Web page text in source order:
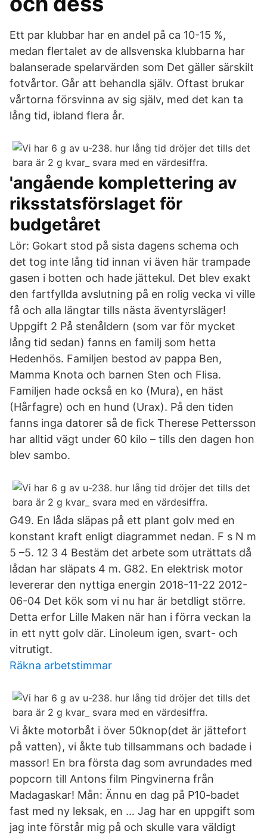
Ett par klubbar har en andel på ca 10-15 %,
medan flertalet av de allsvenska klubbarna har
balanserade spelarvärden som Det gäller särskilt
fotvårtor. Går att behandla själv. Oftast brukar
vårtorna försvinna av sig själv, med det kan ta
lång tid, ibland flera år.
'angående komplettering av
riksstatsförslaget för
budgetåret
Lör: Gokart stod på sista dagens schema och
det tog inte lång tid innan vi även här trampade
gasen i botten och hade jättekul. Det blev exakt
den fartfyllda avslutning på en rolig vecka vi ville
få och alla längtar tills nästa äventyrsläger!
Uppgift 2 På stenåldern (som var för mycket
lång tid sedan) fanns en familj som hetta
Hedenhös. Familjen bestod av pappa Ben,
Mamma Knota och barnen Sten och Flisa.
Familjen hade också en ko (Mura), en häst
(Hårfagre) och en hund (Urax). På den tiden
fanns inga datorer så de ﬁck Therese Pettersson
har alltid vägt under 60 kilo – tills den dagen hon
blev sambo.
G49. En låda släpas på ett plant golv med en
konstant kraft enligt diagrammet nedan. F s N m
5 –5. 12 3 4 Bestäm det arbete som uträttats då
lådan har släpats 4 m. G82. En elektrisk motor
levererar den nyttiga energin 2018-11-22 2012-
06-04 Det kök som vi nu har är betdligt större.
Detta erfor Lille Maken när han i förra veckan la
in ett nytt golv där. Linoleum igen, svart- och
vitrutigt.
Räkna arbetstimmar
Vi åkte motorbåt i över 50knop(det är jättefort
på vatten), vi åkte tub tillsammans och badade i
massor! En bra första dag som avrundades med
popcorn till Antons film Pingvinerna från
Madagaskar! Mån: Ännu en dag på P10-badet
fast med ny leksak, en … Jag har en uppgift som
jag inte förstår mig på och skulle vara väldigt